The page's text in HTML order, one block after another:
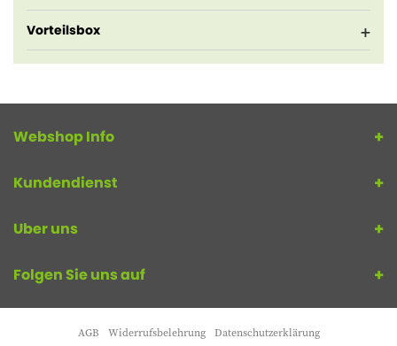
Vorteilsbox
Webshop Info
Kundendienst
Uber uns
Folgen Sie uns auf
AGB Widerrufsbelehrung Datenschutzerklärung